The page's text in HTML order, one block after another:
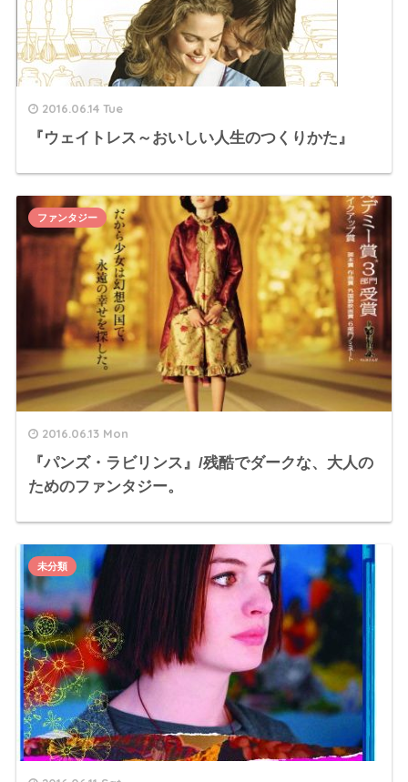
2016.06.14 Tue
『ウェイトレス～おいしい人生のつくりかた』
2016.06.13 Mon
『パンズ・ラビリンス』/残酷でダークな、大人の
ためのファンタジー。
ファンタジー
未分類